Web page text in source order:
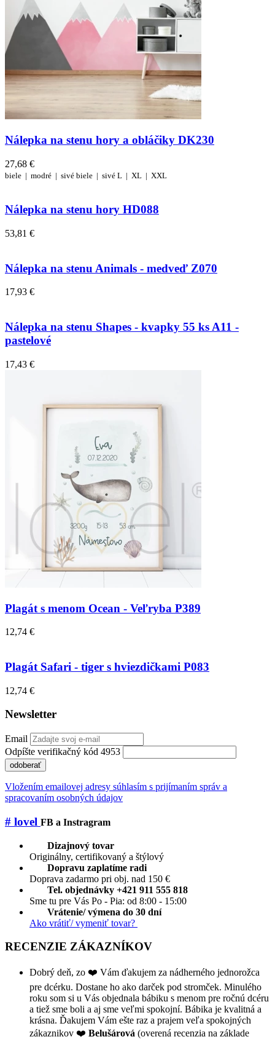
Nálepka na stenu hory a obláčiky DK230
27,68 €
biele | modré | sivé biele | sivé L | XL | XXL
Nálepka na stenu hory HD088
53,81 €
Nálepka na stenu Animals - medveď Z070
17,93 €
Nálepka na stenu Shapes - kvapky 55 ks A11 -
pastelové
17,43 €
Plagát s menom Ocean - Veľryba P389
12,74 €
Plagát Safari - tiger s hviezdičkami P083
12,74 €
Newsletter
Email
Odpíšte verifikačný kód 4953
odoberať
Vložením emailovej adresy súhlasím s prijímaním správ a
spracovaním osobných údajov
# lovel FB a Instragram
Dizajnový tovar
Originálny, certifikovaný a štýlový
Dopravu zaplatíme radi
Doprava zadarmo pri obj. nad 150 €
Tel. objednávky +421 911 555 818
Sme tu pre Vás Po - Pia: od 8:00 - 15:00
Vrátenie/ výmena do 30 dní
Ako vrátiť/ vymeniť tovar?
RECENZIE ZÁKAZNÍKOV
Dobrý deň, zo ❤️ Vám ďakujem za nádherného jednorožca
pre dcérku. Dostane ho ako darček pod stromček. Minulého
roku som si u Vás objednala bábiku s menom pre ročnú dcéru
a tiež sme boli a aj sme veľmi spokojní. Bábika je kvalitná a
krásna. Ďakujem Vám ešte raz a prajem veľa spokojných
zákaznikov ❤️ Belušárová (overená recenzia na základe